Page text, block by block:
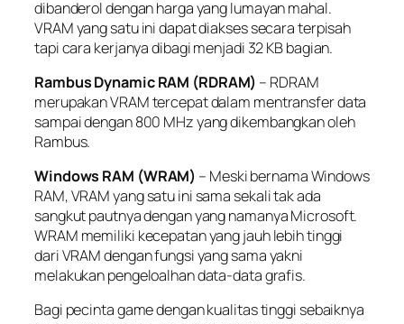
dibanderol dengan harga yang lumayan mahal.
VRAM yang satu ini dapat diakses secara terpisah
tapi cara kerjanya dibagi menjadi 32 KB bagian.
Rambus Dynamic RAM (RDRAM) – RDRAM
merupakan VRAM tercepat dalam mentransfer data
sampai dengan 800 MHz yang dikembangkan oleh
Rambus.
Windows RAM (WRAM) – Meski bernama Windows
RAM, VRAM yang satu ini sama sekali tak ada
sangkut pautnya dengan yang namanya Microsoft.
WRAM memiliki kecepatan yang jauh lebih tinggi
dari VRAM dengan fungsi yang sama yakni
melakukan pengeloalhan data-data grafis.
Bagi pecinta game dengan kualitas tinggi sebaiknya